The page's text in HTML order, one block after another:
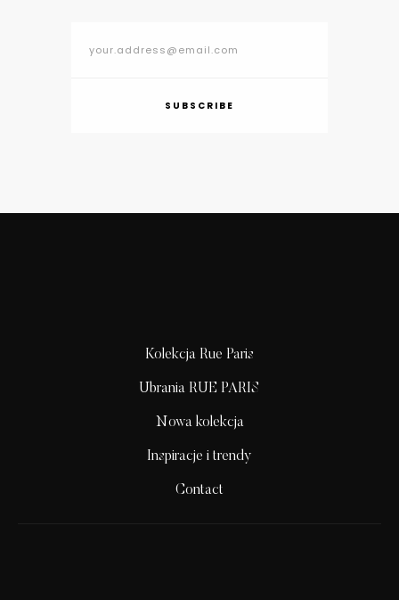
SUBSCRIBE
Kolekcja Rue Paris
Ubrania RUE PARIS
Nowa kolekcja
Inspiracje i trendy
Contact